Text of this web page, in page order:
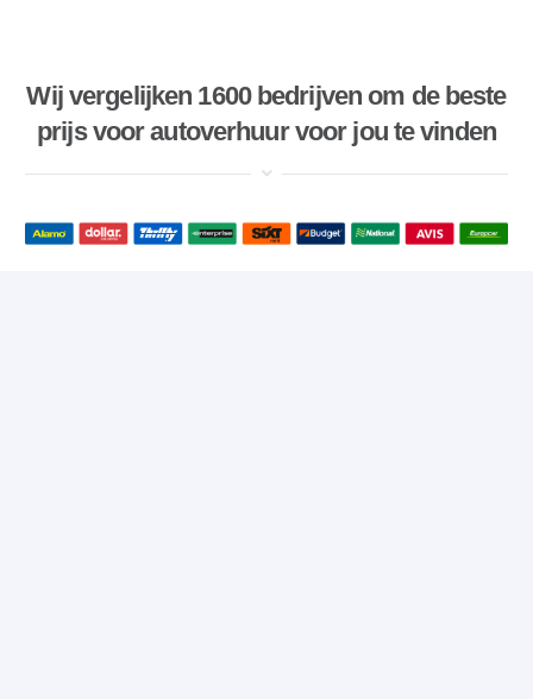
Wij vergelijken 1600 bedrijven om de beste
prijs voor autoverhuur voor jou te vinden